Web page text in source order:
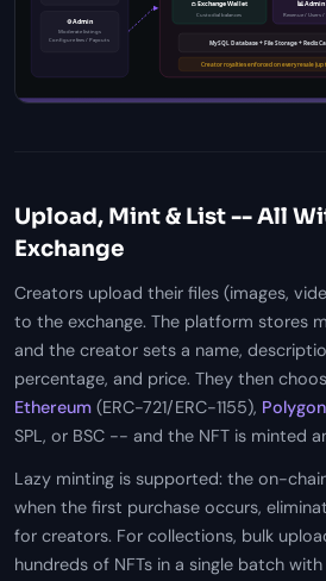
Upload, Mint & List -- All
Exchange
Creators upload their files (images,
to the exchange. The platform stores
and the creator sets a name,
percentage, and price. They then
Ethereum (ERC-721/ERC-1155), Polygon
SPL, or BSC -- and the NFT is minted
Lazy minting is supported: the on-
when the first purchase occurs,
for creators. For collections, bulk
hundreds of NFTs in a single batch